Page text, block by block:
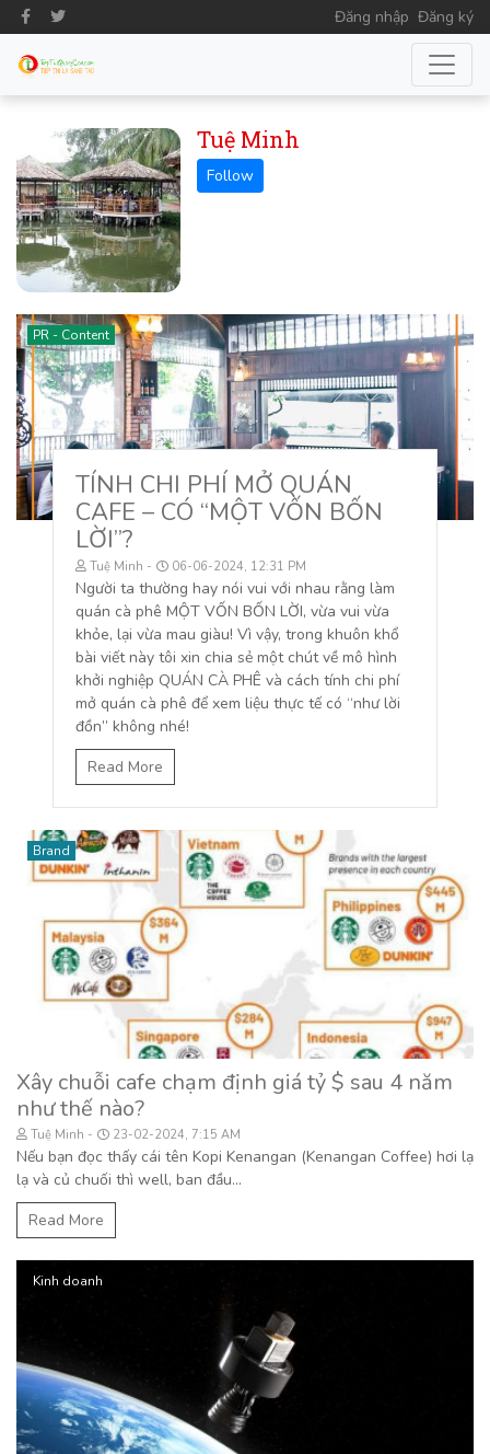
Đăng nhập Đăng ký
Tuệ Minh
PR - Content
TÍNH CHI PHÍ MỞ QUÁN
CAFE – CÓ “MỘT VỐN BỐN
LỜI”?
Tuệ Minh 06-06-2024, 12:31 PM
Người ta thường hay nói vui với nhau rằng làm
quán cà phê MỘT VỐN BỐN LỜI, vừa vui vừa
khỏe, lại vừa mau giàu! Vì vậy, trong khuôn khổ
bài viết này tôi xin chia sẻ một chút về mô hình
khởi nghiệp QUÁN CÀ PHÊ và cách tính chi phí
mở quán cà phê để xem liệu thực tế có “như lời
đồn” không nhé!
Read More
Brand
Xây chuỗi cafe chạm định giá tỷ $ sau 4 năm
như thế nào?
Tuệ Minh 23-02-2024, 7:15 AM
Nếu bạn đọc thấy cái tên Kopi Kenangan (Kenangan Coffee) hơi lạ
lạ và củ chuối thì well, ban đầu...
Read More
Kinh doanh